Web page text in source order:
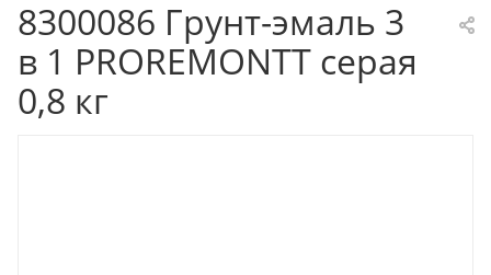
8300086 Грунт-эмаль 3
в 1 PROREMONTT серая
0,8 кг